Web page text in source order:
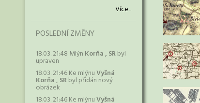
Více...
POSLEDNÍ ZMĚNY
18.03. 21:48 Mlýn Korňa , SRbyl
upraven
18.03. 21:46 Ke mlýnuVyšná
Korňa , SRbyl přidán nový
obrázek
18.03. 21:46 Ke mlýnuVyšná